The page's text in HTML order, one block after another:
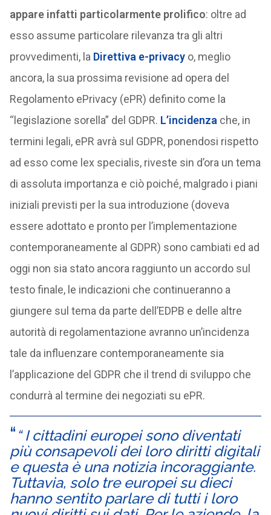
appare infatti particolarmente prolifico: oltre ad
esso assume particolare rilevanza tra gli altri
provvedimenti, la Direttiva e-privacy o, meglio
ancora, la sua prossima revisione ad opera del
Regolamento ePrivacy (ePR) definito come la
“legislazione sorella” del GDPR. L’incidenza che, in
termini legali, ePR avrà sul GDPR, ponendosi rispetto
ad esso come lex specialis, riveste sin d’ora un tema
di assoluta importanza e ciò poiché, malgrado i piani
iniziali previsti per la sua introduzione (doveva
essere adottato e pronto per l’implementazione
contemporaneamente al GDPR) sono cambiati ed ad
oggi non sia stato ancora raggiunto un accordo sul
testo finale, le indicazioni che continueranno a
giungere sul tema da parte dell’EDPB e delle altre
autorità di regolamentazione avranno un’incidenza
tale da influenzare contemporaneamente sia
l’applicazione del GDPR che il trend di sviluppo che
condurrà al termine dei negoziati su ePR.
“ I cittadini europei sono diventati
più consapevoli dei loro diritti digitali
e questa è una notizia incoraggiante.
Tuttavia, solo tre europei su dieci
hanno sentito parlare di tutti i loro